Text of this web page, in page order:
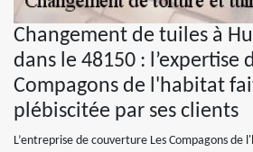
Changement de tuiles à
dans le 48150 : l’expertise
Compagons de l'habitat
plébiscitée par ses clients
L’entreprise de couverture Les Compagons